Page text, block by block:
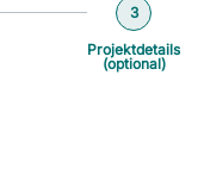
3
Projektdetails
(optional)